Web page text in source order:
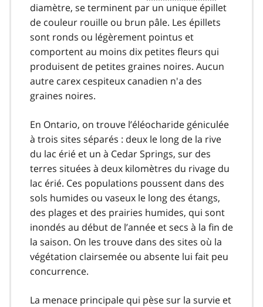
diamètre, se terminent par un unique épillet
de couleur rouille ou brun pâle. Les épillets
sont ronds ou légèrement pointus et
comportent au moins dix petites fleurs qui
produisent de petites graines noires. Aucun
autre carex cespiteux canadien n'a des
graines noires.
En Ontario, on trouve l’éléocharide géniculée
à trois sites séparés : deux le long de la rive
du lac érié et un à Cedar Springs, sur des
terres situées à deux kilomètres du rivage du
lac érié. Ces populations poussent dans des
sols humides ou vaseux le long des étangs,
des plages et des prairies humides, qui sont
inondés au début de l’année et secs à la fin de
la saison. On les trouve dans des sites où la
végétation clairsemée ou absente lui fait peu
concurrence.
La menace principale qui pèse sur la survie et